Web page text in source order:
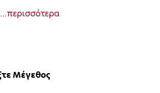
...περισσότερα
Μέγεθος